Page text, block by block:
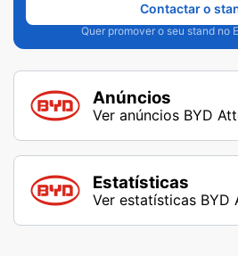
Quer promover o seu stand no
Contactar o
Anúncios
Ver anúncios BYD
Estatísticas
Ver estatísticas BYD